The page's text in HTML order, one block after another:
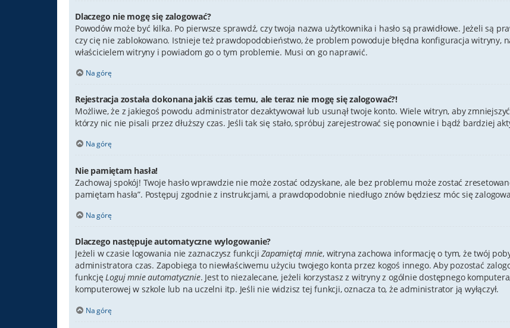
Dlaczego nie mogę się zalogować?
Powodów może być kilka. Po pierwsze sprawdź, czy twoja nazwa użytkownika i hasło są prawidłowe. Jeżeli są
czy cię nie zablokowano. Istnieje też prawdopodobieństwo, że problem powoduje błędna konfiguracja witryny,
właścicielem witryny i powiadom go o tym problemie. Musi on go naprawić.
Na górę
Rejestracja została dokonana jakiś czas temu, ale teraz nie mogę się zalogować?!
Możliwe, że z jakiegoś powodu administrator dezaktywował lub usunął twoje konto. Wiele witryn, aby
którzy nic nie pisali przez dłuższy czas. Jeśli tak się stało, spróbuj zarejestrować się ponownie i bądź bardziej
Na górę
Nie pamiętam hasła!
Zachowaj spokój! Twoje hasło wprawdzie nie może zostać odzyskane, ale bez problemu może zostać
pamiętam hasła”. Postępuj zgodnie z instrukcjami, a prawdopodobnie niedługo znów będziesz móc się
Na górę
Dlaczego następuje automatyczne wylogowanie?
Jeżeli w czasie logowania nie zaznaczysz funkcjiZapamiętaj mnie, witryna zachowa informację o tym, że twój
administratora czas. Zapobiega to niewłaściwemu użyciu twojego konta przez kogoś innego. Aby pozostać
funkcjęLoguj mnie automatycznie. Jest to niezalecane, jeżeli korzystasz z witryny z ogólnie dostępnego
komputerowej w szkole lub na uczelni itp. Jeśli nie widzisz tej funkcji, oznacza to, że administrator ją wyłączył.
Na górę